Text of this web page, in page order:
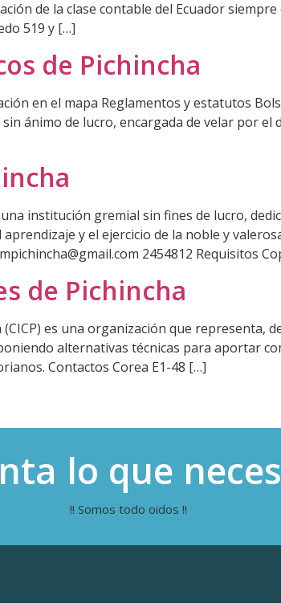
de la clase contable del Ecuador
519 y […]
de Pichincha
en el mapa Reglamentos y estatutos
ánimo de lucro, encargada de velar por el
institución gremial sin fines de lucro,
y el ejercicio de la noble y
2454812 Requisitos
de Pichincha
es una organización que representa,
alternativas técnicas para aportar
Contactos Corea E1-48 […]
lo que
!! Somos todo oidos !!